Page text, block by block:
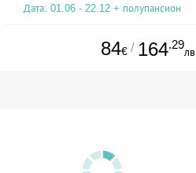
Дата: 01.06 - 22.12 + полупансион
84€ / 164.29
лв.